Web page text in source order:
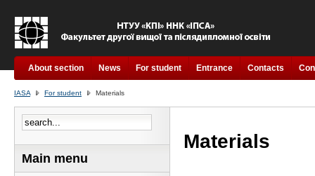
About section News For student Entrance Contacts
IASA For student Materials
Materials
Main menu